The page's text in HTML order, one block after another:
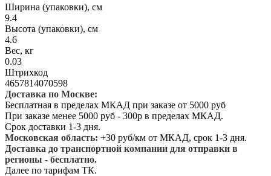
Ширина (упаковки), см
9.4
Высота (упаковки), см
4.6
Вес, кг
0.03
Штрихкод
4657814070598
Доставка по Москве:
Бесплатная в пределах МКАД при заказе от 5000 руб
При заказе менее 5000 руб - 300р в пределах МКАД.
Срок доставки 1-3 дня.
Московская область: +30 руб/км от МКАД, срок 1-3 дня.
Доставка до транспортной компании для отправки в
регионы - бесплатно.
Далее по тарифам ТК.